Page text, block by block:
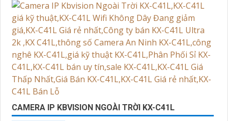
CAMERA IP KBVISION NGOÀI TRỜI KX-C41L